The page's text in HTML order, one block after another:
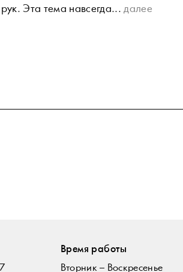
Эта тема навсегда...далее
Время работы
Вторник – Воскресенье